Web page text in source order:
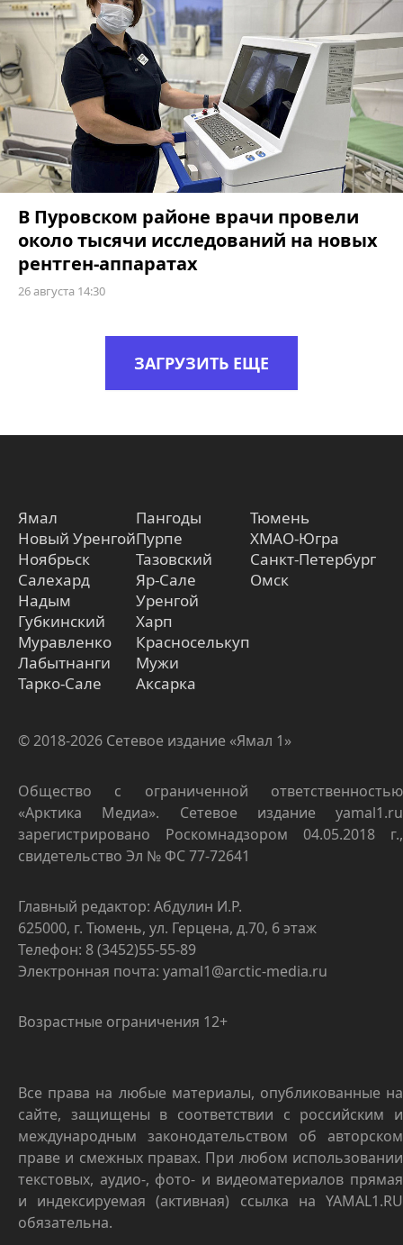
В Пуровском районе врачи провели
около тысячи исследований на новых
рентген-аппаратах
26 августа 14:30
ЗАГРУЗИТЬ ЕЩЕ
Ямал
Новый Уренгой
Ноябрьск
Салехард
Надым
Губкинский
Муравленко
Лабытнанги
Тарко-Сале
Пангоды
Пурпе
Тазовский
Яр-Сале
Уренгой
Харп
Красноселькуп
Мужи
Аксарка
Тюмень
ХМАО-Югра
Санкт-Петербург
Омск
© 2018-2026 Сетевое издание «Ямал 1»
Общество с ограниченной ответственностью
«Арктика Медиа». Сетевое издание yamal1.ru
зарегистрировано Роскомнадзором 04.05.2018 г.,
свидетельство Эл № ФС 77-72641
Главный редактор: Абдулин И.Р.
625000, г. Тюмень, ул. Герцена, д.70, 6 этаж
Телефон: 8 (3452)55-55-89
Электронная почта: yamal1@arctic-media.ru
Возрастные ограничения 12+
Все права на любые материалы, опубликованные на
сайте, защищены в соответствии с российским и
международным законодательством об авторском
праве и смежных правах. При любом использовании
текстовых, аудио-, фото- и видеоматериалов прямая
и индексируемая (активная) ссылка на YAMAL1.RU
обязательна.